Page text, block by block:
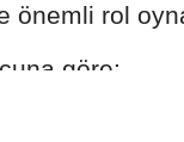
önemli rol
göre: